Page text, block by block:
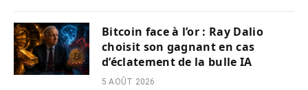
Bitcoin face à l’or : Ray Dalio
choisit son gagnant en cas
d’éclatement de la bulle IA
5 AOÛT 2026